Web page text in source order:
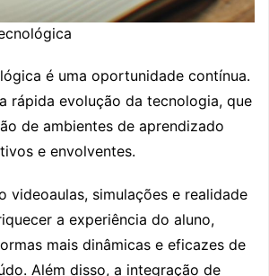
é uma oportunidade contínua.
rápida evolução da tecnologia, que
de ambientes de aprendizado
e envolventes.
videoaulas, simulações e realidade
a experiência do aluno,
mais dinâmicas e eficazes de
Além disso, a integração de